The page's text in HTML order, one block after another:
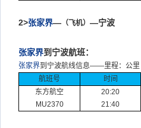
2>张家界— （飞机） —宁波
张家界到宁波航班：
张家界到宁波航线信息——里程：公里
航班号
时间
东方航空
MU2370
20:20
21:40